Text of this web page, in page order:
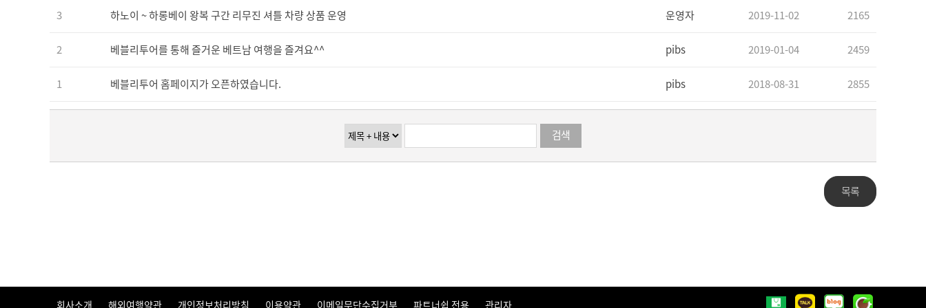
3 하노이 ~ 하롱베이 왕복 구간 리무진 셔틀 차량 상품 운영 운영자 2019-11-02 2165
2 베블리투어를 통해 즐거운 베트남 여행을 즐겨요^^ pibs 2019-01-04 2459
1 베블리투어 홈페이지가 오픈하였습니다. pibs 2018-08-31 2855
검색
목록
회사소개 해외여행약관 개인정보처리방침 이용약관 이메일무단수집거부 파트너쉽 전용 관리자